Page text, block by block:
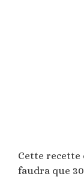
Cette recette
faudra que